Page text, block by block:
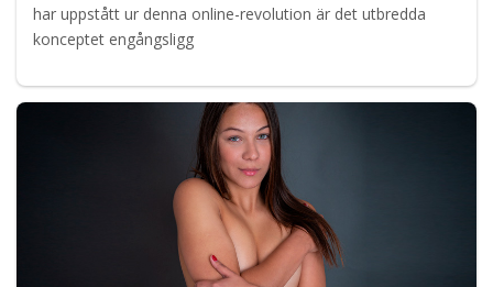
har uppstått ur denna online-revolution är det utbredda
konceptet engångsligg